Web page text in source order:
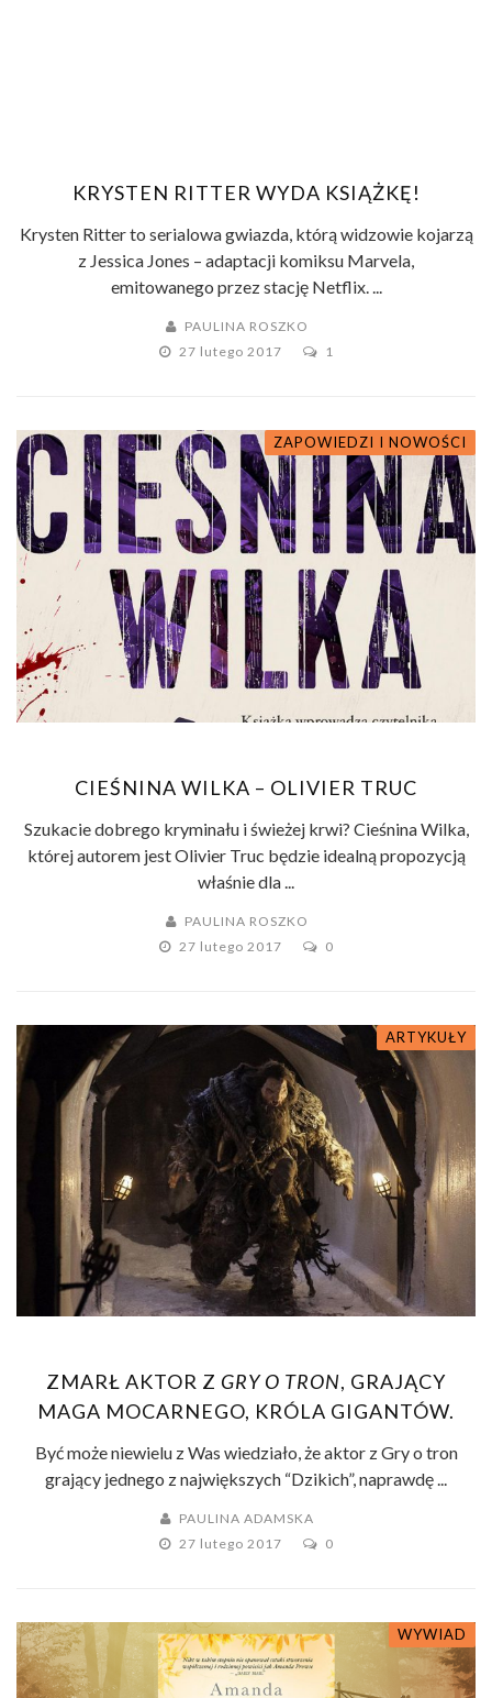
KRYSTEN RITTER WYDA KSIĄŻKĘ!
Krysten Ritter to serialowa gwiazda, którą widzowie kojarzą
z Jessica Jones – adaptacji komiksu Marvela,
emitowanego przez stację Netflix. ...
PAULINA ROSZKO
27 lutego 2017
1
ZAPOWIEDZI I NOWOŚCI
CIEŚNINA WILKA – OLIVIER TRUC
Szukacie dobrego kryminału i świeżej krwi? Cieśnina Wilka,
której autorem jest Olivier Truc będzie idealną propozycją
właśnie dla ...
PAULINA ROSZKO
27 lutego 2017
0
ARTYKUŁY
ZMARŁ AKTOR Z GRY O TRON, GRAJĄCY
MAGA MOCARNEGO, KRÓLA GIGANTÓW.
Być może niewielu z Was wiedziało, że aktor z Gry o tron
grający jednego z największych “Dzikich”, naprawdę ...
PAULINA ADAMSKA
27 lutego 2017
0
WYWIAD